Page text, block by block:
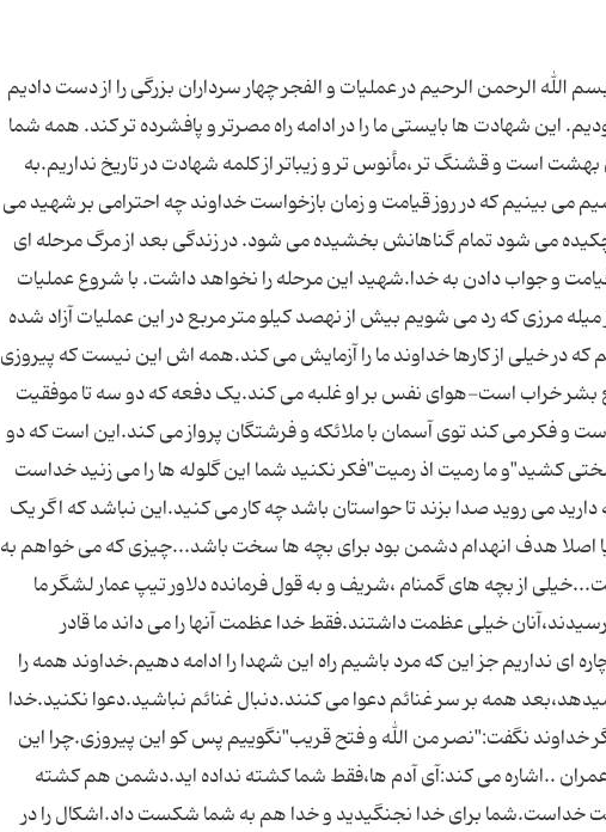
الله الرحمن الرحیم در عملیات و الفجر چهار سرداران بزرگی را از دست دادیم
این شهادت ها بایستی ما را در ادامه راه مصرتر و پافشرده تر کند. همه شما
است و قشنگ تر ،مأنوس تر و زیباتر از کلمه شهادت در تاریخ نداریم.به
بینیم که در روز قیامت و زمان بازخواست خداوند چه احترامی بر شهید می
چکیده می شود تمام گناهانش بخشیده می شود. در زندگی بعد از مرگ مرحله ای
و جواب دادن به خدا.شهید این مرحله را نخواهد داشت. با شروع عملیات
مرزی که رد می شویم بیش از نهصد کیلو متر مربع در این عملیات آزاد شده
در خیلی از کارها خداوند ما را آزمایش می کند.همه اش این نیست که پیروزی
بشر خراب است-هوای نفس بر او غلبه می کند.یک دفعه که دو سه تا موفقیت
و فکر می کند توی آسمان با ملائکه و فرشتگان پرواز می کند.این است که دو
کشید"و ما رمیت اذ رمیت"فکر نکنید شما این گلوله ها را می زنید خداست
می روید صدا بزند تا حواستان باشد چه کار می کنید.این نباشد که اگر یک
اصلا هدف انهدام دشمن بود برای بچه ها سخت باشد...چیزی که می خواهم به
از بچه های گمنام ،شریف و به قول فرمانده دلاور تیپ عمار لشگر ما
خیلی عظمت داشتند.فقط خدا عظمت آنها را می داند ما قادر
ای نداریم جز این که مرد باشیم راه این شهدا را ادامه دهیم.خداوند همه را
همه بر سر غنائم دعوا می کنند.دنبال غنائم نباشید.دعوا نکنید.خدا
نگفت:"نصر من الله و فتح قریب"نگوییم پس کو این پیروزی.چرا این
..اشاره می کند:آی آدم ها،فقط شما کشته نداده اید.دشمن هم کشته
خداست.شما برای خدا نجنگیدید و خدا هم به شما شکست داد.اشکال را در